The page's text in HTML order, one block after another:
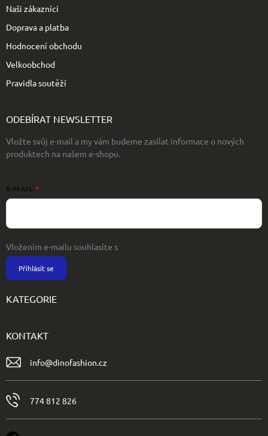
Naši zákazníci
Doprava a platba
Hodnocení obchodu
Velkoobchod
Pravidla soutěží
ODEBÍRAT NEWSLETTER
Vložte svůj e-mail a my vám budeme zasílat informace o nových
produktech na našem e-shopu.
E-MAIL
Vložením e-mailu souhlasíte s
Přihlásit se
KATEGORIE
KONTAKT
info@dinofashion.cz
774 812 826